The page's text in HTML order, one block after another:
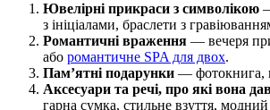
Ювелірні прикраси з символікою
з ініціалами, браслети з
Романтичні враження — вечеря
або романтичне SPA для двох.
Пам’ятні подарунки — фотокнига,
Аксесуари та речі, про які вона
гарна сумка, стильне взуття, модний